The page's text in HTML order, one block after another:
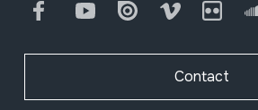
FacebookYoutube Issuu Vimeo
Contact